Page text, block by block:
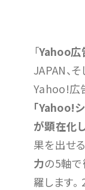
「Yahoo広
JAPAN、そ
Yahoo!広
「Yahoo!
が顕在化
果を出せ
力の5軸で
羅します